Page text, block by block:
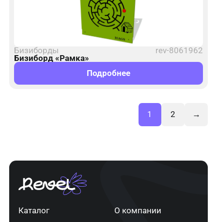
Бизиборды
rev-8061962
Бизиборд «Рамка»
Подробнее
1 2 →
Каталог О компании